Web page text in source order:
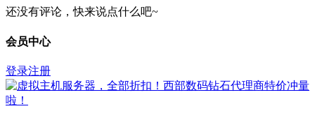
还没有评论，快来说点什么吧~
会员中心
登录注册